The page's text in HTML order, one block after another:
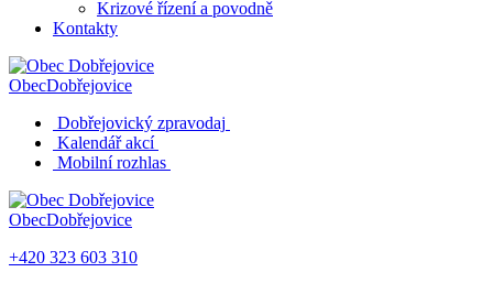
Krizové řízení a povodně
Kontakty
ObecDobřejovice
Dobřejovický zpravodaj
Kalendář akcí
Mobilní rozhlas
ObecDobřejovice
+420 323 603 310